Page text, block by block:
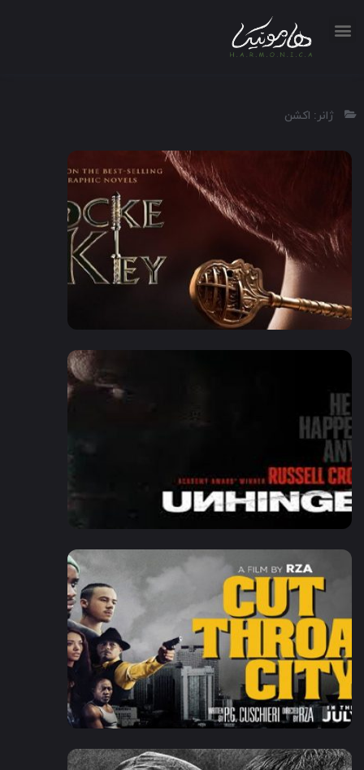
ژانر: اکشن
7.6
1:30
6.1
1:58
2020
6.1
1:58
2020